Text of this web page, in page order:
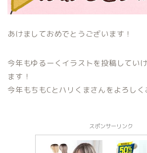
あけましておめでとうございます！
今年もゆるーくイラストを投稿してい
ます！
今年もちもCとハリくまさんをよろしく
スポンサーリンク